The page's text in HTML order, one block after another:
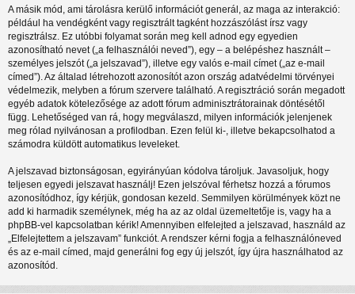
A másik mód, ami tárolásra kerülő információt generál, az maga az interakció:
például ha vendégként vagy regisztrált tagként hozzászólást írsz vagy
regisztrálsz. Ez utóbbi folyamat során meg kell adnod egy egyedien
azonosítható nevet („a felhasználói neved”), egy – a belépéshez használt –
személyes jelszót („a jelszavad”), illetve egy valós e-mail címet („az e-mail
címed”). Az általad létrehozott azonosítót azon ország adatvédelmi törvényei
védelmezik, melyben a fórum szervere található. A regisztráció során megadott
egyéb adatok kötelezősége az adott fórum adminisztrátorainak döntésétől
függ. Lehetőséged van rá, hogy megválaszd, milyen információk jelenjenek
meg rólad nyilvánosan a profilodban. Ezen felül ki-, illetve bekapcsolhatod a
számodra küldött automatikus leveleket.
A jelszavad biztonságosan, egyirányúan kódolva tároljuk. Javasoljuk, hogy
teljesen egyedi jelszavat használj! Ezen jelszóval férhetsz hozzá a fórumos
azonosítódhoz, így kérjük, gondosan kezeld. Semmilyen körülmények közt ne
add ki harmadik személynek, még ha az az oldal üzemeltetője is, vagy ha a
phpBB-vel kapcsolatban kérik! Amennyiben elfelejted a jelszavad, használd az
„Elfelejtettem a jelszavam” funkciót. A rendszer kérni fogja a felhasználóneved
és az e-mail címed, majd generálni fog egy új jelszót, így újra használhatod az
azonosítód.